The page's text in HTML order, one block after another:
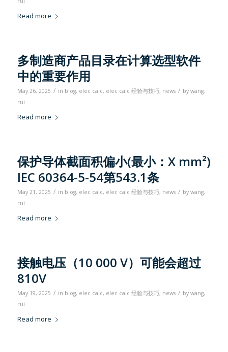
Read more
多制造商产品目录在计算选型软件
中的重要作用
May 26, 2025 / in blog, elec calc, elec calc 经验与技巧, news / by wang,
rui
Read more
保护导体截面积偏小(最小：X mm²)
IEC 60364-5-54第543.1条
May 21, 2025 / in blog, elec calc, elec calc 经验与技巧, news / by wang,
rui
Read more
接触电压（10 000 V）可能会超过
810V
May 19, 2025 / in blog, elec calc, elec calc 经验与技巧, news / by wang,
rui
Read more